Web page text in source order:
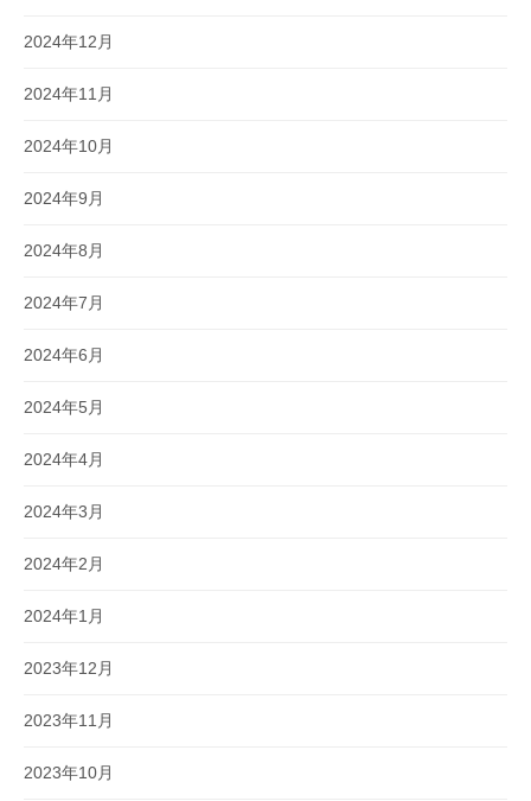
2024年12月
2024年11月
2024年10月
2024年9月
2024年8月
2024年7月
2024年6月
2024年5月
2024年4月
2024年3月
2024年2月
2024年1月
2023年12月
2023年11月
2023年10月